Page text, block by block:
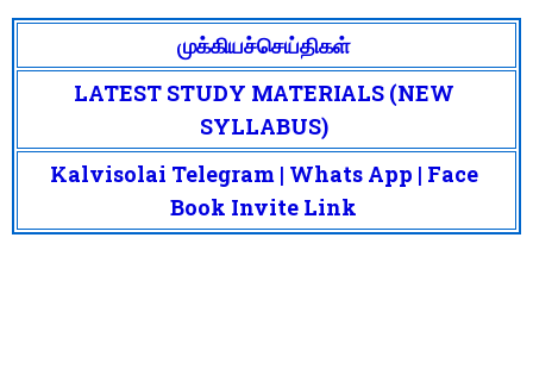
முக்கியச்செய்திகள்
LATEST STUDY MATERIALS (NEW
SYLLABUS)
Kalvisolai Telegram | Whats App | Face
Book Invite Link